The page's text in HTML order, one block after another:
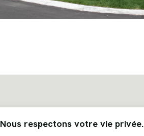
Nous respectons votre vie privée.